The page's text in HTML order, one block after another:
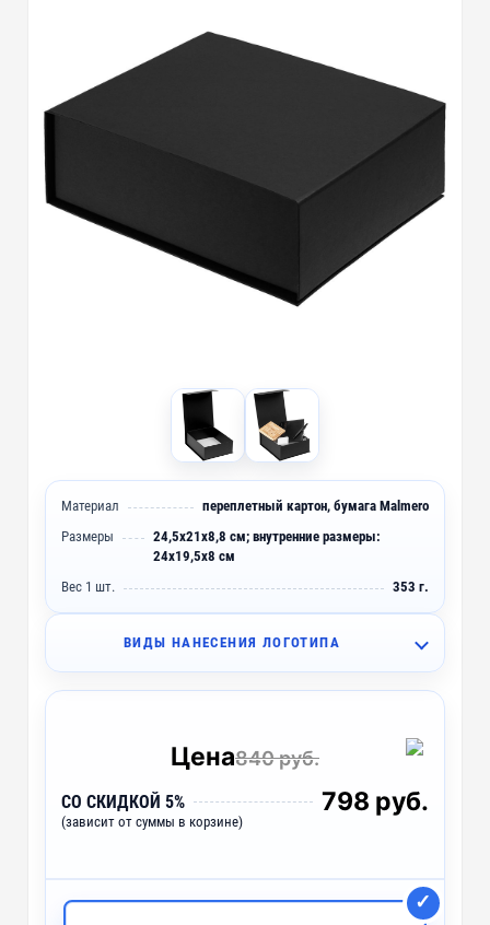
Материал
переплетный картон, бумага Malmero
Размеры
24,5х21х8,8 см; внутренние размеры:
24х19,5х8 см
Вес 1 шт.
353 г.
ВИДЫ НАНЕСЕНИЯ ЛОГОТИПА
DTF2 - Печать DTF ~ 4 дня
Цена840 руб.
СО СКИДКОЙ 5%
(зависит от суммы в корзине)
798 руб.